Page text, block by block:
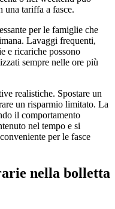
una tariffa a fasce.
per le famiglie che
Lavaggi frequenti,
e ricariche possono
sempre nelle ore più
realistiche. Spostare un
un risparmio limitato. La
il comportamento
nel tempo e si
per le fasce
nella bolletta